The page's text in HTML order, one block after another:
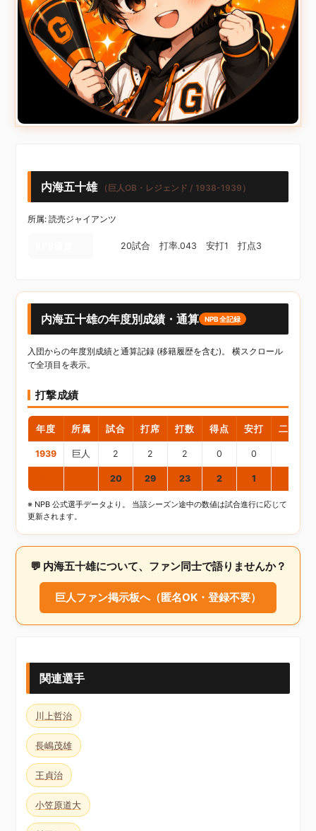
内海五十雄 （巨人OB・レジェンド / 1938-1939）
所属: 読売ジャイアンツ
20試合 打率.043 安打1 打点3
内海五十雄の年度別成績・通算 NPB全記録
入団からの年度別成績と通算記録 (移籍履歴を含む)。 横スクロール
で全項目を表示。
打撃成績
年度 所属 試合 打席 打数 得点 安打 二塁打
1939 巨人 2 2 2 0 0
20 29 23 2 1
※ NPB 公式選手データより。 当該シーズン途中の数値は試合進行に応じて
更新されます。
💬 内海五十雄について、ファン同士で語りませんか？
巨人ファン掲示板へ（匿名OK・登録不要）
関連選手
川上哲治
長嶋茂雄
王貞治
小笠原道大